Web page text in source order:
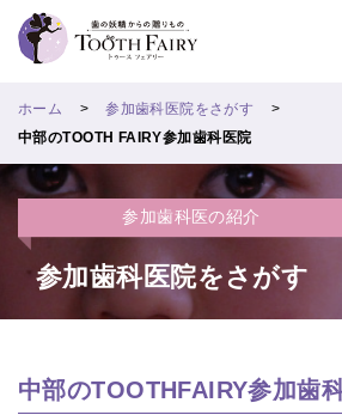
ホーム
参加歯科医院をさがす
中部のTOOTH FAIRY参加歯科医院
参加歯科医の紹介
参加歯科医院をさがす
中部のTOOTHFAIRY参加歯